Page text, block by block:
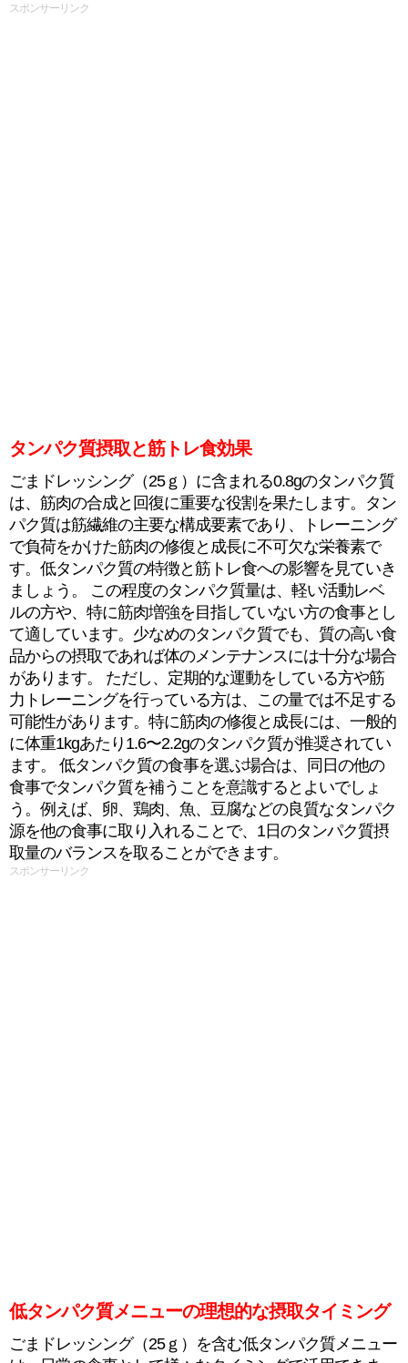
スポンサーリンク
タンパク質摂取と筋トレ食効果
ごまドレッシング（25ｇ）に含まれる0.8gのタンパク質
は、筋肉の合成と回復に重要な役割を果たします。タン
パク質は筋繊維の主要な構成要素であり、トレーニング
で負荷をかけた筋肉の修復と成長に不可欠な栄養素で
す。低タンパク質の特徴と筋トレ食への影響を見ていき
ましょう。 この程度のタンパク質量は、軽い活動レベ
ルの方や、特に筋肉増強を目指していない方の食事とし
て適しています。少なめのタンパク質でも、質の高い食
品からの摂取であれば体のメンテナンスには十分な場合
があります。 ただし、定期的な運動をしている方や筋
力トレーニングを行っている方は、この量では不足する
可能性があります。特に筋肉の修復と成長には、一般的
に体重1kgあたり1.6〜2.2gのタンパク質が推奨されてい
ます。 低タンパク質の食事を選ぶ場合は、同日の他の
食事でタンパク質を補うことを意識するとよいでしょ
う。例えば、卵、鶏肉、魚、豆腐などの良質なタンパク
源を他の食事に取り入れることで、1日のタンパク質摂
取量のバランスを取ることができます。
スポンサーリンク
低タンパク質メニューの理想的な摂取タイミング
ごまドレッシング（25ｇ）を含む低タンパク質メニュー